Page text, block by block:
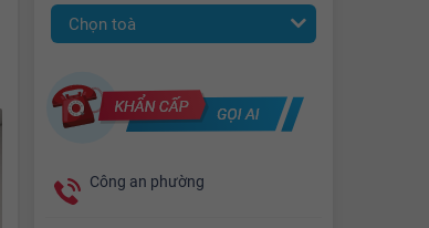
Chọn toà
Công an phường